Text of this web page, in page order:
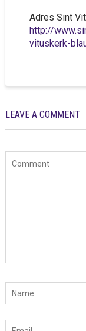
Adres Sint
http://
vituskerk-
LEAVE A COMMENT